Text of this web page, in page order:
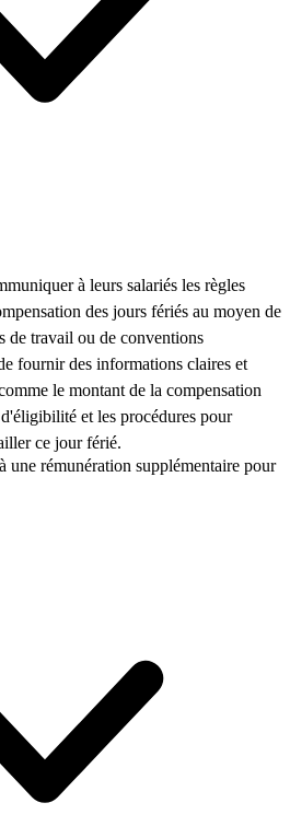
à leurs salariés les règles
des jours fériés au moyen de
de travail ou de conventions
fournir des informations claires et
le montant de la compensation
et les procédures pour
ce jour férié.
une rémunération supplémentaire pour